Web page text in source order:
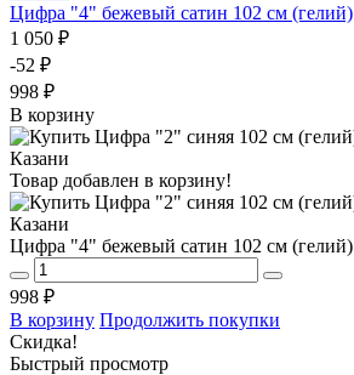
Цифра "4" бежевый сатин 102 см (гелий)
1 050 ₽
-52 ₽
998 ₽
В корзину
Товар добавлен в корзину!
Цифра "4" бежевый сатин 102 см (гелий)
998 ₽
В корзину Продолжить покупки
Скидка!
Быстрый просмотр